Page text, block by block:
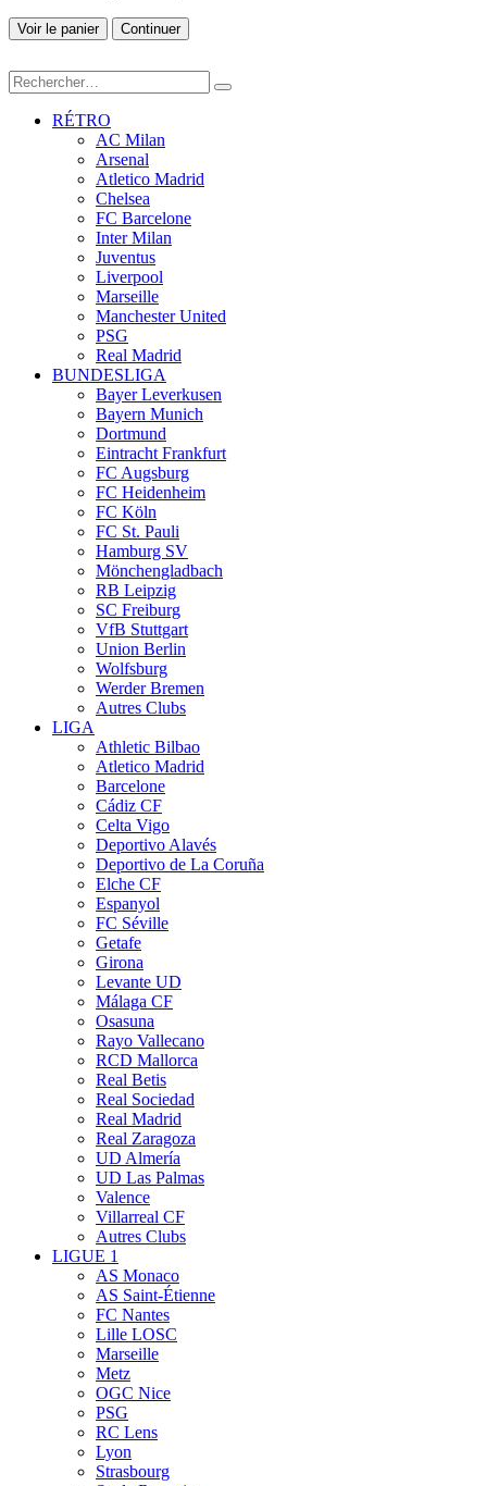
Voir le panier Continuer
RÉTRO
AC Milan
Arsenal
Atletico Madrid
Chelsea
FC Barcelone
Inter Milan
Juventus
Liverpool
Marseille
Manchester United
PSG
Real Madrid
BUNDESLIGA
Bayer Leverkusen
Bayern Munich
Dortmund
Eintracht Frankfurt
FC Augsburg
FC Heidenheim
FC Köln
FC St. Pauli
Hamburg SV
Mönchengladbach
RB Leipzig
SC Freiburg
VfB Stuttgart
Union Berlin
Wolfsburg
Werder Bremen
Autres Clubs
LIGA
Athletic Bilbao
Atletico Madrid
Barcelone
Cádiz CF
Celta Vigo
Deportivo Alavés
Deportivo de La Coruña
Elche CF
Espanyol
FC Séville
Getafe
Girona
Levante UD
Málaga CF
Osasuna
Rayo Vallecano
RCD Mallorca
Real Betis
Real Sociedad
Real Madrid
Real Zaragoza
UD Almería
UD Las Palmas
Valence
Villarreal CF
Autres Clubs
LIGUE 1
AS Monaco
AS Saint-Étienne
FC Nantes
Lille LOSC
Marseille
Metz
OGC Nice
PSG
RC Lens
Lyon
Strasbourg